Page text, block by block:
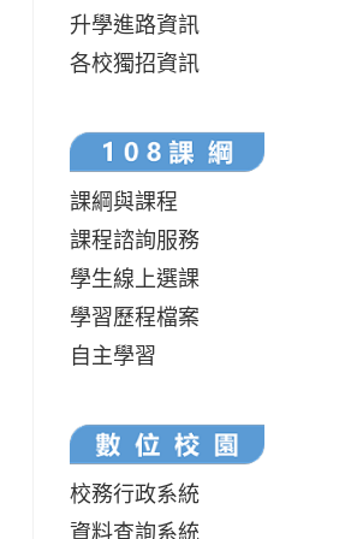
升學進路資訊
各校獨招資訊
課綱與課程
課程諮詢服務
學生線上選課
學習歷程檔案
自主學習
校務行政系統
資料查詢系統